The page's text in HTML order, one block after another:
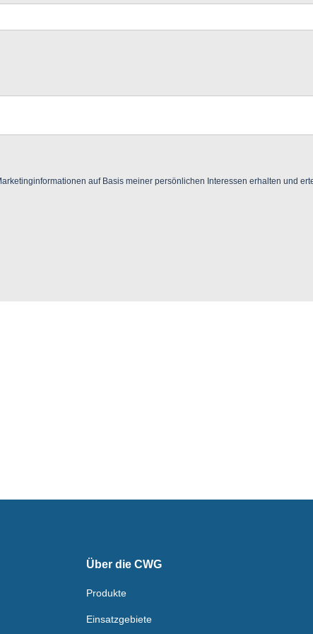
auf Basis meiner persönlichen Interessen erhalten und
Über die CWG
Produkte
Einsatzgebiete